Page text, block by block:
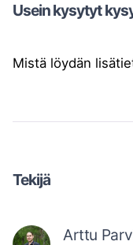
Usein kysytyt
Mistä löydän
Tekijä
Arttu